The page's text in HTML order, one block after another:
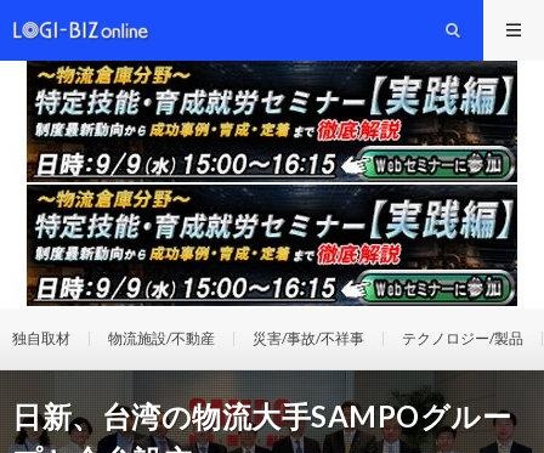
独自取材 物流施設/不動産 災害/事故/不祥事 テクノロジー/製品
日新、台湾の物流大手SAMPOグルー